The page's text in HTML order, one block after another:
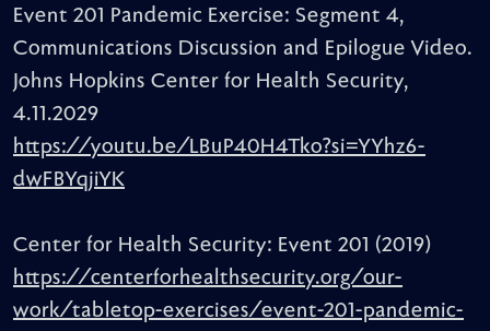
Event 201 Pandemic Exercise: Segment 4,
Communications Discussion and Epilogue Video.
Johns Hopkins Center for Health Security,
4.11.2029
https://youtu.be/LBuP40H4Tko?si=YYhz6-
dwFBYqjiYK
Center for Health Security: Event 201 (2019)
https://centerforhealthsecurity.org/our-
work/tabletop-exercises/event-201-pandemic-